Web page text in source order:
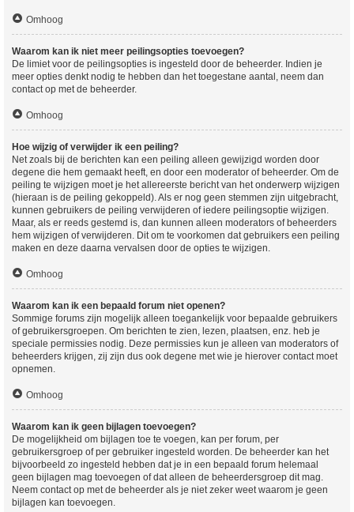
Omhoog
Waarom kan ik niet meer peilingsopties toevoegen?
De limiet voor de peilingsopties is ingesteld door de beheerder. Indien je
meer opties denkt nodig te hebben dan het toegestane aantal, neem dan
contact op met de beheerder.
Omhoog
Hoe wijzig of verwijder ik een peiling?
Net zoals bij de berichten kan een peiling alleen gewijzigd worden door
degene die hem gemaakt heeft, en door een moderator of beheerder. Om de
peiling te wijzigen moet je het allereerste bericht van het onderwerp wijzigen
(hieraan is de peiling gekoppeld). Als er nog geen stemmen zijn uitgebracht,
kunnen gebruikers de peiling verwijderen of iedere peilingsoptie wijzigen.
Maar, als er reeds gestemd is, dan kunnen alleen moderators of beheerders
hem wijzigen of verwijderen. Dit om te voorkomen dat gebruikers een peiling
maken en deze daarna vervalsen door de opties te wijzigen.
Omhoog
Waarom kan ik een bepaald forum niet openen?
Sommige forums zijn mogelijk alleen toegankelijk voor bepaalde gebruikers
of gebruikersgroepen. Om berichten te zien, lezen, plaatsen, enz. heb je
speciale permissies nodig. Deze permissies kun je alleen van moderators of
beheerders krijgen, zij zijn dus ook degene met wie je hierover contact moet
opnemen.
Omhoog
Waarom kan ik geen bijlagen toevoegen?
De mogelijkheid om bijlagen toe te voegen, kan per forum, per
gebruikersgroep of per gebruiker ingesteld worden. De beheerder kan het
bijvoorbeeld zo ingesteld hebben dat je in een bepaald forum helemaal
geen bijlagen mag toevoegen of dat alleen de beheerdersgroep dit mag.
Neem contact op met de beheerder als je niet zeker weet waarom je geen
bijlagen kan toevoegen.